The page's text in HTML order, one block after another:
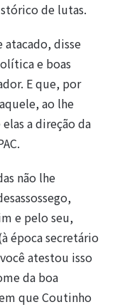
de lutas.
disse
e boas
E que, por
ao lhe
a direção da
não lhe
e pelo seu,
época secretário
atestou isso
da boa
que Coutinho